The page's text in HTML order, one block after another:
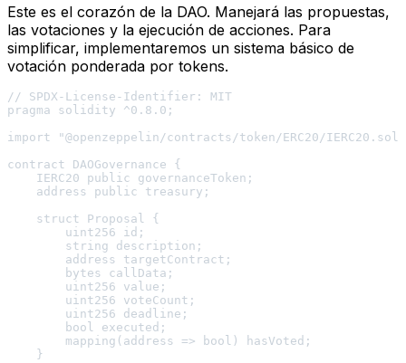
Este es el corazón de la DAO. Manejará las propuestas,
las votaciones y la ejecución de acciones. Para
simplificar, implementaremos un sistema básico de
votación ponderada por tokens.
// SPDX-License-Identifier: MIT
pragma solidity ^0.8.0;
import "@openzeppelin/contracts/token/ERC20/
contract DAOGovernance {
    IERC20 public governanceToken;
    address public treasury;
    struct Proposal {
        uint256 id;
        string description;
        address targetContract;
        bytes callData;
        uint256 value;
        uint256 voteCount;
        uint256 deadline;
        bool executed;
        mapping(address => bool) hasVoted;
    }